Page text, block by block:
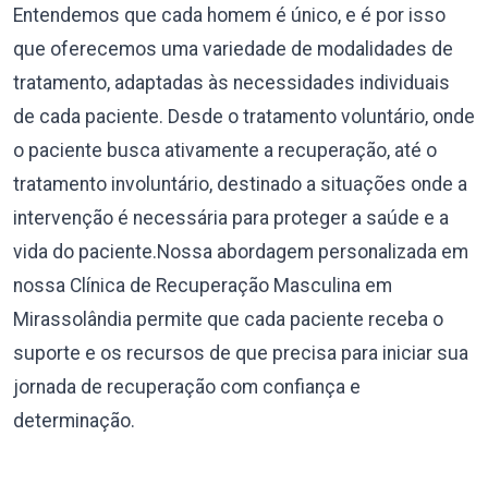
Entendemos que cada homem é único, e é por isso
que oferecemos uma variedade de modalidades de
tratamento, adaptadas às necessidades individuais
de cada paciente. Desde o tratamento voluntário, onde
o paciente busca ativamente a recuperação, até o
tratamento involuntário, destinado a situações onde a
intervenção é necessária para proteger a saúde e a
vida do paciente.Nossa abordagem personalizada em
nossa Clínica de Recuperação Masculina em
Mirassolândia permite que cada paciente receba o
suporte e os recursos de que precisa para iniciar sua
jornada de recuperação com confiança e
determinação.